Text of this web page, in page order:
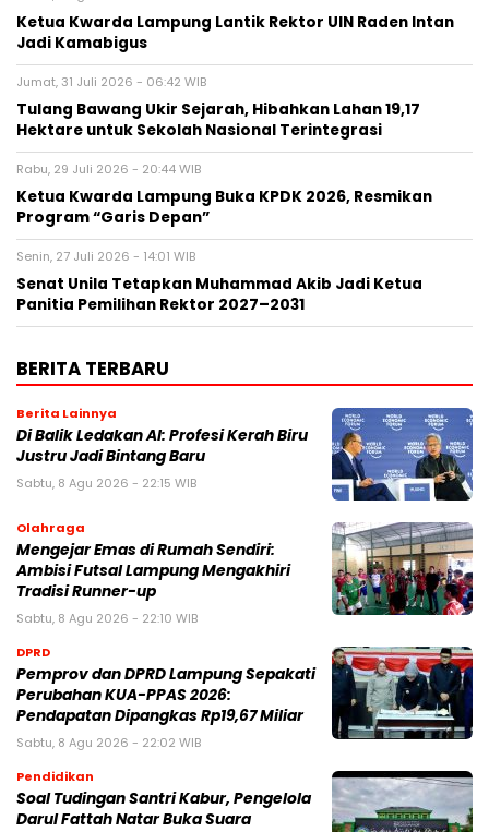
Ketua Kwarda Lampung Lantik Rektor UIN Raden Intan
Jadi Kamabigus
Jumat, 31 Juli 2026 - 06:42 WIB
Tulang Bawang Ukir Sejarah, Hibahkan Lahan 19,17
Hektare untuk Sekolah Nasional Terintegrasi
Rabu, 29 Juli 2026 - 20:44 WIB
Ketua Kwarda Lampung Buka KPDK 2026, Resmikan
Program “Garis Depan”
Senin, 27 Juli 2026 - 14:01 WIB
Senat Unila Tetapkan Muhammad Akib Jadi Ketua
Panitia Pemilihan Rektor 2027–2031
BERITA TERBARU
Berita Lainnya
Di Balik Ledakan AI: Profesi Kerah Biru
Justru Jadi Bintang Baru
Sabtu, 8 Agu 2026 - 22:15 WIB
Olahraga
Mengejar Emas di Rumah Sendiri:
Ambisi Futsal Lampung Mengakhiri
Tradisi Runner-up
Sabtu, 8 Agu 2026 - 22:10 WIB
DPRD
Pemprov dan DPRD Lampung Sepakati
Perubahan KUA-PPAS 2026:
Pendapatan Dipangkas Rp19,67 Miliar
Sabtu, 8 Agu 2026 - 22:02 WIB
Pendidikan
Soal Tudingan Santri Kabur, Pengelola
Darul Fattah Natar Buka Suara